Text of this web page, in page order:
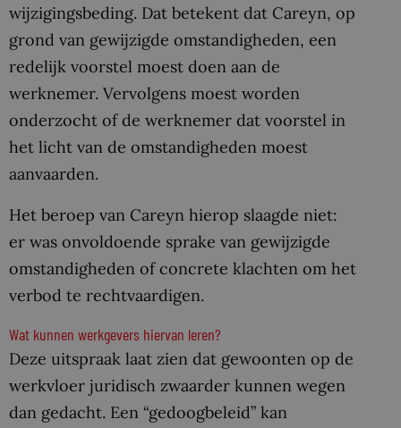
wijzigingsbeding. Dat betekent dat Careyn, op
grond van gewijzigde omstandigheden, een
redelijk voorstel moest doen aan de
werknemer. Vervolgens moest worden
onderzocht of de werknemer dat voorstel in
het licht van de omstandigheden moest
aanvaarden.
Het beroep van Careyn hierop slaagde niet:
er was onvoldoende sprake van gewijzigde
omstandigheden of concrete klachten om het
verbod te rechtvaardigen.
Wat kunnen werkgevers hiervan leren?
Deze uitspraak laat zien dat gewoonten op de
werkvloer juridisch zwaarder kunnen wegen
dan gedacht. Een “gedoogbeleid” kan